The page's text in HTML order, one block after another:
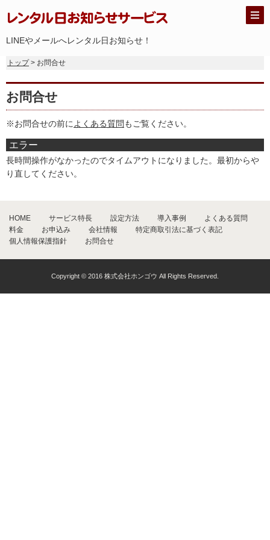
LINEやメールへレンタル日お知らせ！
トップ> お問合せ
お問合せ
※お問合せの前に よくある質問もご覧ください。
エラー
長時間操作がなかったのでタイムアウトになりました。最初からや
り直してください。
HOME サービス特長 設定方法 導入事例
よくある質問
料金
お申込み 会社情報
特定商取引法に基づく表記
個人情報保護指針
お問合せ
Copyright © 2016 株式会社ホンゴウ All Rights Reserved.